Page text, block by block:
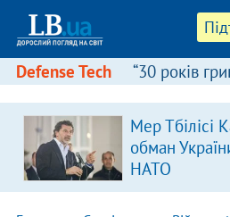
Defense Tech “30 років
Мер Тбілісі
обман
НАТО